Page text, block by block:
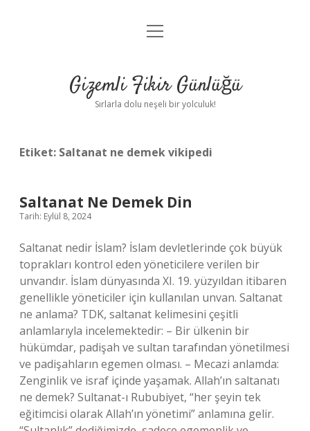
Anasayfa
Yasal Uyarı
menüyü
Gizemli Fikir Günlüğü
Sırlarla dolu neşeli bir yolculuk!
Etiket: Saltanat ne demek vikipedi
Saltanat Ne Demek Din
Tarih: Eylül 8, 2024
Saltanat nedir İslam? İslam devletlerinde çok büyük
toprakları kontrol eden yöneticilere verilen bir
unvandır. İslam dünyasında XI. 19. yüzyıldan itibaren
genellikle yöneticiler için kullanılan unvan. Saltanat
ne anlama? TDK, saltanat kelimesini çeşitli
anlamlarıyla incelemektedir: – Bir ülkenin bir
hükümdar, padişah ve sultan tarafından yönetilmesi
ve padişahların egemen olması. – Mecazi anlamda:
Zenginlik ve israf içinde yaşamak. Allah’ın saltanatı
ne demek? Sultanat-ı Rububiyet, “her şeyin tek
eğitimcisi olarak Allah’ın yönetimi” anlamına gelir.